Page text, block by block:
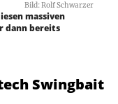
Bild: Rolf Schwarzer
massiven
dann bereits
Swingbait